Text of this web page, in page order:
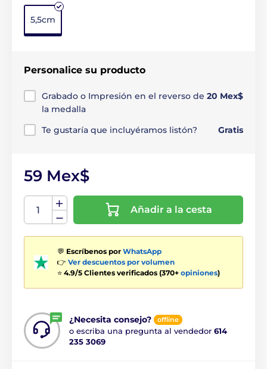
5,5cm
Personalice su producto
Grabado o Impresión en el reverso de
la medalla
20 Mex$
Te gustaría que incluyéramos listón? Gratis
59 Mex$
Añadir a la cesta
💬 Escríbenos por WhatsApp
👉 Ver descuentos por volumen
⭐ 4.9/5 Clientes verificados (370+ opiniones)
¿Necesita consejo? offline
o escriba una pregunta al vendedor 614
235 3069